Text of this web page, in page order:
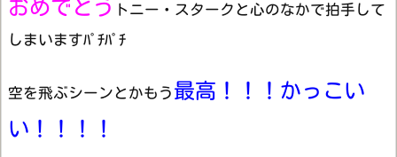
おめでとう
トニー・スタークと心のなかで拍手して
しまいますﾊﾟﾁﾊﾟﾁ
空を飛ぶシーンとかもう 最高！！！かっこい
い！！！！